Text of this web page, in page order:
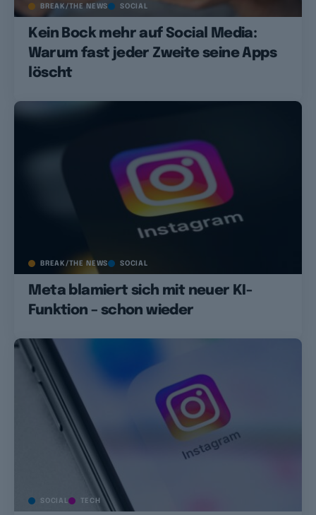
BREAK/THE NEWS SOCIAL
Kein Bock mehr auf Social Media:
Warum fast jeder Zweite seine Apps
löscht
BREAK/THE NEWS SOCIAL
Meta blamiert sich mit neuer KI-
Funktion – schon wieder
SOCIAL TECH